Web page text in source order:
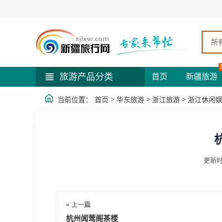
所
旅游产品分类 首页 新疆旅游
当前位置： 首页 > 华东旅游 > 浙江旅游 > 浙江休闲
更新
« 上一篇
杭州闻莺阁茶楼